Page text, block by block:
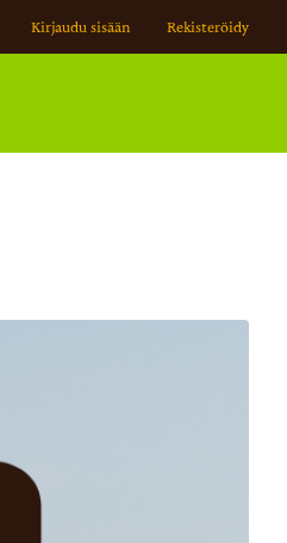
Kirjaudu sisään Rekisteröidy